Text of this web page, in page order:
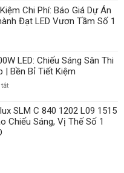
Pha
Module
100W
Nhiêu?
Báo
Giá
Chi
&
Lựa
Chi Phí: Báo Giá Dự Án
Đạt LED Vươn Tầm Số 1
LED: Chiếu Sáng Sân Thi
| Bền Bỉ Tiết Kiệm
ở
Module
100W
SLM C 840 1202 L09 1515
Chiếu Sáng, Vị Thế Số 1